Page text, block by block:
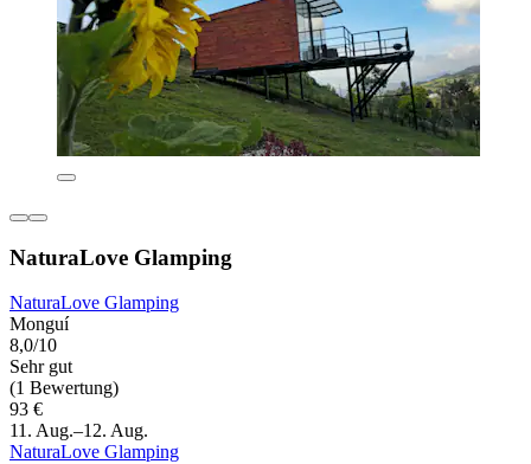
NaturaLove Glamping
NaturaLove Glamping
Monguí
8,0/10
Sehr gut
(1 Bewertung)
93 €
11. Aug.–12. Aug.
NaturaLove Glamping